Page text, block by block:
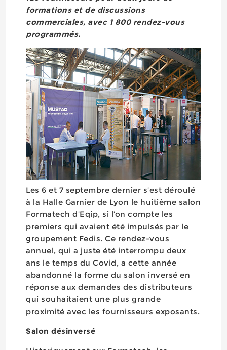
formations et de discussions
commerciales, avec 1 800 rendez-vous
programmés.
Les 6 et 7 septembre dernier s’est déroulé
à la Halle Garnier de Lyon le huitième salon
Formatech d’Eqip, si l’on compte les
premiers qui avaient été impulsés par le
groupement Fedis. Ce rendez-vous
annuel, qui a juste été interrompu deux
ans le temps du Covid, a cette année
abandonné la forme du salon inversé en
réponse aux demandes des distributeurs
qui souhaitaient une plus grande
proximité avec les fournisseurs exposants.
Salon désinversé